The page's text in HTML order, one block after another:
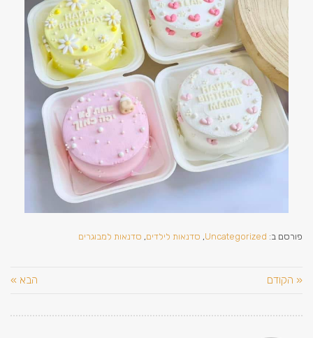
פורסם ב: Uncategorized
, סדנאות לילדים, סדנאות למבוגרים
« הקודם הבא »